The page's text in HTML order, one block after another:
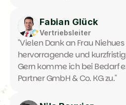
Fabian Glück
Vertriebsleiter
"Vielen Dank an Frau
hervorragende und
Gern komme ich bei Bedarf
Partner GmbH & Co. KG zu."